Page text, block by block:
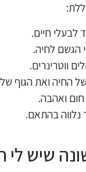
לבעלי חיים.
הגשם לחיה.
ווטרינרים.
החיה ואת הגוף
ואהבה.
נלווה בהתאם.
שיש